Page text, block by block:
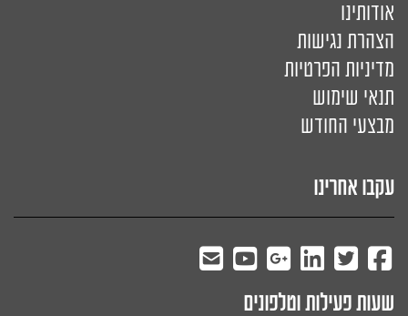
אודותינו
הצהרת נגישות
מדיניות הפרטיות
תנאי שימוש
מבצעי החודש
עקבו אחרינו
שעות פעילות וטלפונים